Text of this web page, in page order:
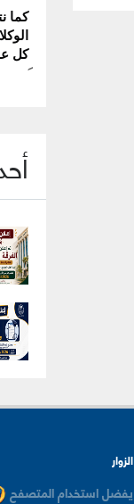
كما
كل
الزوار
يفضل استخدام المتصفح